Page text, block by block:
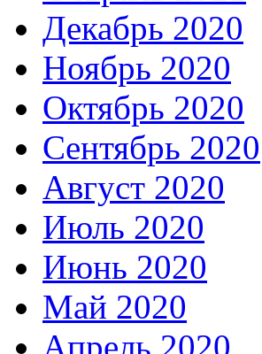
Декабрь 2020
Ноябрь 2020
Октябрь 2020
Сентябрь 2020
Август 2020
Июль 2020
Июнь 2020
Май 2020
Апрель 2020